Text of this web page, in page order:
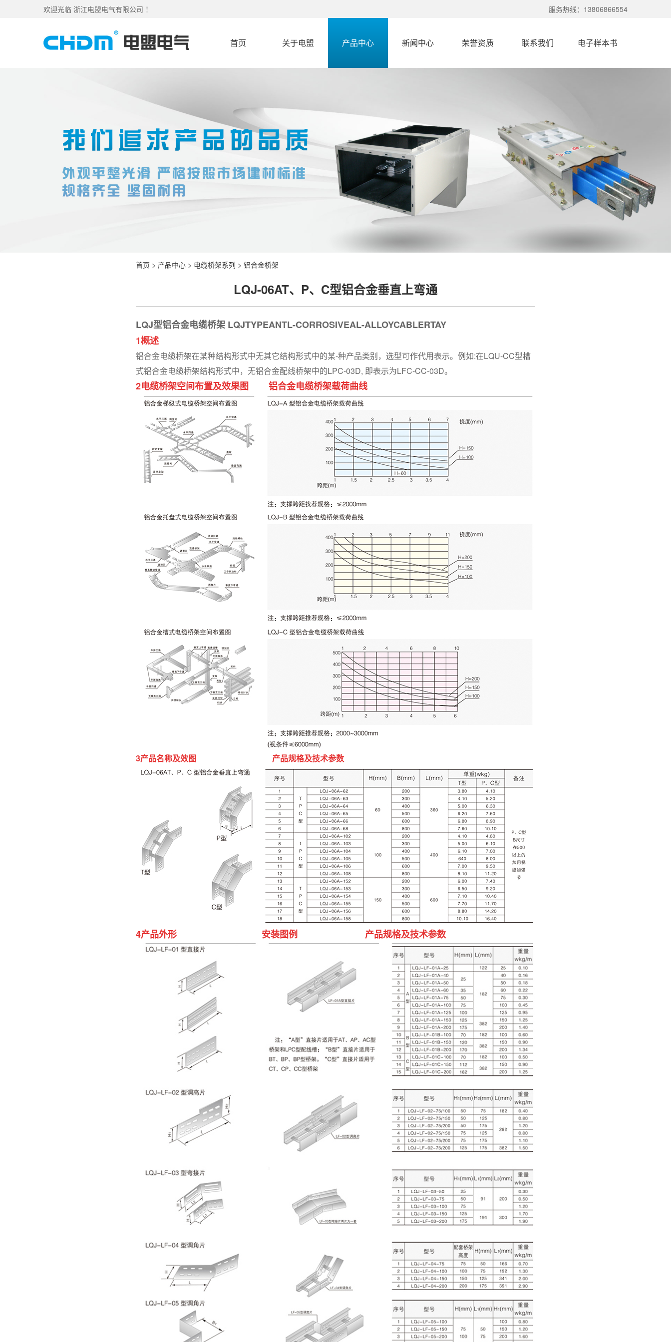
欢迎光临 浙江电盟电气有限公司 ！ 服务热线：13806866554
首页 关于电盟 产品中心 新闻中心 荣誉资质 联系我们 电子样本书
首页 > 产品中心 > 电缆桥架系列 > 铝合金桥架
LQJ-06AT、P、C型铝合金垂直上弯通
LQJ型铝合金电缆桥架 LQJTYPEANTL-CORROSIVEAL-ALLOYCABLERTAY
1概述
铝合金电缆桥架在某种结构形式中无其它结构形式中的某-种产品类别，选型可作代用表示。例如:在LQU-CC型槽
式铝合金电缆桥架结构形式中，无铝合金配线桥架中的LPC-03D, 即表示为LFC-CC-03D。
2电缆桥架空间布置及效果图 铝合金电缆桥架载荷曲线
3产品名称及效图 产品规格及技术参数
4产品外形 安装图例 产品规格及技术参数